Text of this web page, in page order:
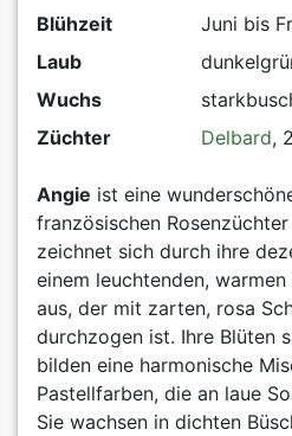
Blühzeit
Juni bis
Laub
Wuchs
Züchter
Delbard,
Angie ist eine
französischen
zeichnet sich durch ihre
einem leuchtenden,
aus, der mit zarten, rosa
durchzogen ist. Ihre Blüten
bilden eine harmonische
Pastellfarben, die an laue
Sie wachsen in dichten